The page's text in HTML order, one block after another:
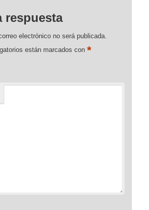
respuesta
electrónico no será publicada.
están marcados con*